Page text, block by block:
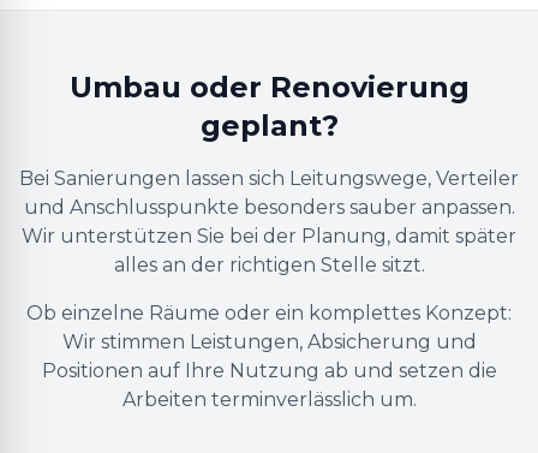
Umbau oder Renovierung
geplant?
Bei Sanierungen lassen sich Leitungswege, Verteiler
und Anschlusspunkte besonders sauber anpassen.
Wir unterstützen Sie bei der Planung, damit später
alles an der richtigen Stelle sitzt.
Ob einzelne Räume oder ein komplettes Konzept:
Wir stimmen Leistungen, Absicherung und
Positionen auf Ihre Nutzung ab und setzen die
Arbeiten terminverlässlich um.